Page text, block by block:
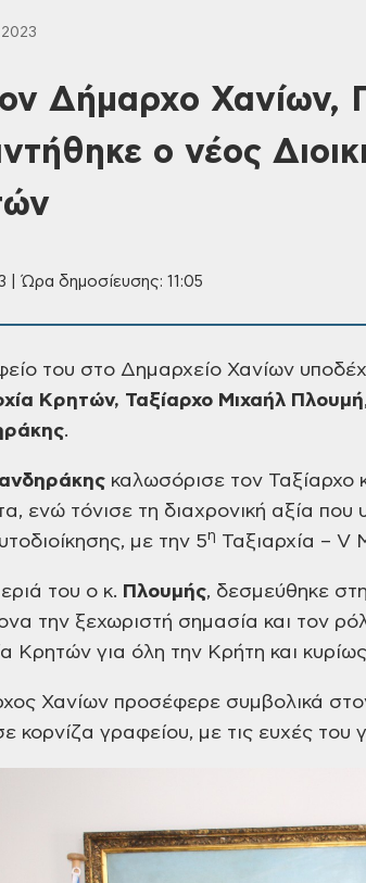
Δήμαρχο Χανίων,
ο νέος
| Ώρα δημοσίευσης: 11:05
του στο Δημαρχείο Χανίων
Κρητών, Ταξίαρχο Μιχαήλ Πλουμή
.
καλωσόρισε τον Ταξίαρχο
ενώ τόνισε τη διαχρονική αξία
με την 5η Ταξιαρχία – V
του ο κ. Πλουμής, δεσμεύθηκε
την ξεχωριστή σημασία και τον
Κρητών για όλη την Κρήτη και
Χανίων προσέφερε συμβολικά
κορνίζα γραφείου, με τις ευχές του